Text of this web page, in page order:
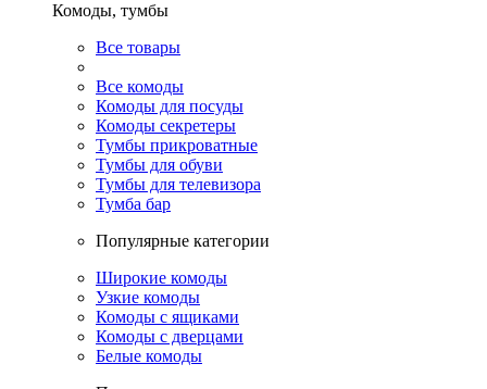
Комоды, тумбы
Все товары
Все комоды
Комоды для посуды
Комоды секретеры
Тумбы прикроватные
Тумбы для обуви
Тумбы для телевизора
Тумба бар
Популярные категории
Широкие комоды
Узкие комоды
Комоды с ящиками
Комоды с дверцами
Белые комоды